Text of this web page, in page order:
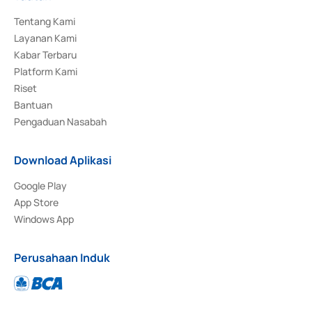
Tentang Kami
Layanan Kami
Kabar Terbaru
Platform Kami
Riset
Bantuan
Pengaduan Nasabah
Download Aplikasi
Google Play
App Store
Windows App
Perusahaan Induk